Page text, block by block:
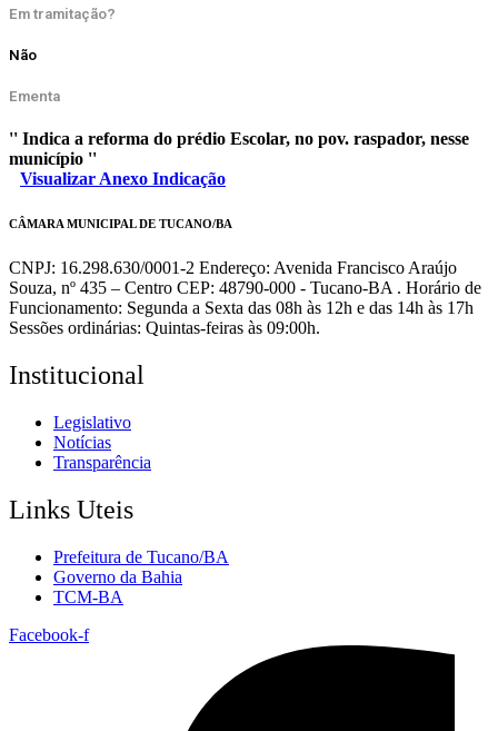
Em tramitação?
Não
Ementa
'' Indica a reforma do prédio Escolar, no pov. raspador, nesse
município ''
Visualizar Anexo Indicação
CÂMARA MUNICIPAL DE TUCANO/BA
CNPJ: 16.298.630/0001-2 Endereço: Avenida Francisco Araújo
Souza, nº 435 – Centro CEP: 48790-000 - Tucano-BA . Horário de
Funcionamento: Segunda a Sexta das 08h às 12h e das 14h às 17h
Sessões ordinárias: Quintas-feiras às 09:00h.
Institucional
Legislativo
Notícias
Transparência
Links Uteis
Prefeitura de Tucano/BA
Governo da Bahia
TCM-BA
Facebook-f